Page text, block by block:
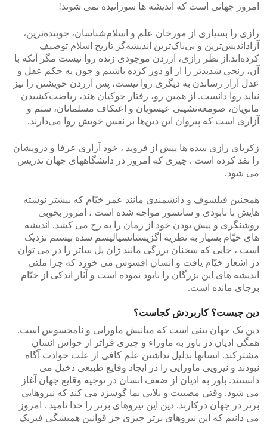
امروز جهانی است که اندیشه ها سوزانیده نمی شوند!
رازی را بسیاری از مورخان علم و اسلام‌شناسان، جوینده‌ترین،
آزاداندیش‌ترین و بی‌باک‌ترین اندیشه‌گر تاریخ اسلام توصیف
کرده‌اند.از نظر رازی، آزردن موجودی زنده روا نیست مگر آنکه با
آن، رنجی شدیدتر را از او دور کرده باشیم و چون به حکم عقل و
عدل آزار رساندن به دیگری روا نیست، پس آزردن خویشتن را نیز
نباید روا دانست. از همین رو، رفتار جوکیان هند، ریاضت‌کشیدن
مانویان، صومعه‌نشینی عیسویان و اعتکاف مسلمانان، ستم و
آزاری است که پیروان این دین‌ها بر نفس خویش روا می‌دارند.
زکریای رازی سده ها پیش از فروید ، خود آزاری عرفا و درویشان
را نقد کرده است . چیزی که امروز در دانشگاههای جهان تدریس
می شود.
همچنین فیلسوف و دانشمندی مانند عمر خیّام که بیشتر نوشته
هایش با نابودی و سانسور مواجه شده است ، امروز بخوبی
روشنگری و پیش بودن خود از زمان را به رخ می کشد. اندیشه
های خیّام بسیار به نظریه اگزیستانسیالیسم سده بیستم نزدیک
است ، جایی که سخنان بزرگی مانند ژان پل ساتر را در می توان
در اشعار خیّام یافت و انسان افسوس می خورد که چرا ملتی
اندیشه های این بزرگان را نابود نموده است و آثار اندکی از خیّام
برجای مانده است.
دین چیست؟ کاربردش کجاست؟
دین یک جهان بینی است که مبانیش ماورایی و نامحسوس است.
همگی ادیان در باور به ماوراء و چیزی فراتر از حواس انسان
مشترکند. انسانها بدلیل نداشتن علم کافی از علت حوادث آگاه
نبودند و نیرویی ماورایی را در ایجاد وقایع طبیعی دخیل می
دانستند. باور به ادیان از ضعف انسان در توجیه وقایع جهان آغاز
می شود. وقتی مصیبت و بلایی بما گوشزد می کند که نیروهایی
برتر در جهان درکارند. دین این نیروهای برتر را خدا نامید . امروز
می دانیم که این نیروهای برتر چیزی جز قوانین همیشگی فیزیک